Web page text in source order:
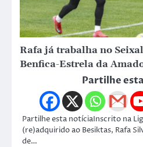
Rafa já trabalha no
Benfica-Estrela da
Partilhe
Partilhe esta notíciaInscrito na
(re)adquirido ao Besiktas, Rafa
de…